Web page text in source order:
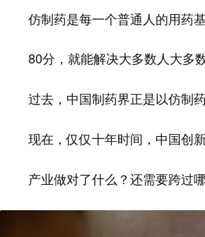
仿制药是每一个普通人的用药
80分，就能解决大多数人大多
过去，中国制药界正是以仿制
现在，仅仅十年时间，中国创
产业做对了什么？还需要跨过